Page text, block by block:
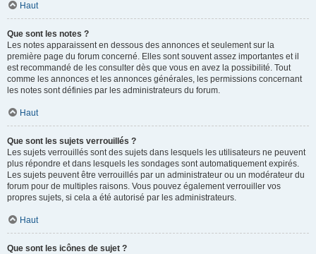
Haut
Que sont les notes ?
Les notes apparaissent en dessous des annonces et seulement sur la
première page du forum concerné. Elles sont souvent assez importantes et il
est recommandé de les consulter dès que vous en avez la possibilité. Tout
comme les annonces et les annonces générales, les permissions concernant
les notes sont définies par les administrateurs du forum.
Haut
Que sont les sujets verrouillés ?
Les sujets verrouillés sont des sujets dans lesquels les utilisateurs ne peuvent
plus répondre et dans lesquels les sondages sont automatiquement expirés.
Les sujets peuvent être verrouillés par un administrateur ou un modérateur du
forum pour de multiples raisons. Vous pouvez également verrouiller vos
propres sujets, si cela a été autorisé par les administrateurs.
Haut
Que sont les icônes de sujet ?